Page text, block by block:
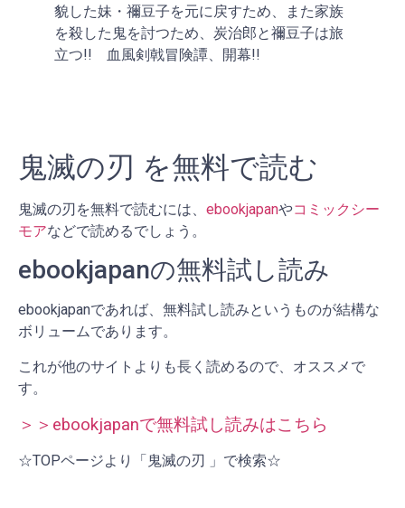
貌した妹・禰豆子を元に戻すため、また家族
を殺した鬼を討つため、炭治郎と禰豆子は旅
立つ!! 血風剣戟冒険譚、開幕!!
鬼滅の刃 を無料で読む
鬼滅の刃を無料で読むには、 ebookjapanやコミックシー
モアなどで読めるでしょう。
ebookjapanの無料試し読み
ebookjapanであれば、無料試し読みというものが結構な
ボリュームであります。
これが他のサイトよりも長く読めるので、オススメで
す。
＞＞ebookjapanで無料試し読みはこちら
☆TOPページより「鬼滅の刃 」で検索☆